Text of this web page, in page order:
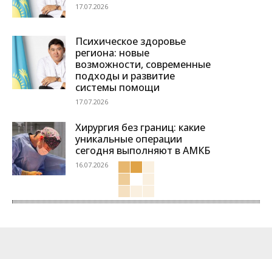
17.07.2026
Психическое здоровье
региона: новые
возможности, современные
подходы и развитие
системы помощи
17.07.2026
Хирургия без границ: какие
уникальные операции
сегодня выполняют в АМКБ
16.07.2026